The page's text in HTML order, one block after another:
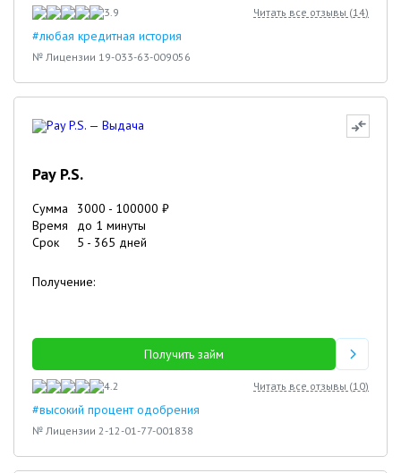
3.9 Читать все отзывы (14)
#любая кредитная история
№ Лицензии 19-033-63-009056
Pay P.S.
Сумма 3000 - 100000 ₽
Время
до 1 минуты
Срок
5 - 365 дней
Получение:
Получить займ
4.2 Читать все отзывы (10)
#высокий процент одобрения
№ Лицензии 2-12-01-77-001838